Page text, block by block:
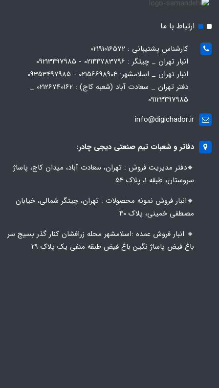
ارتباط با ما
کارشناس پشتیبانی : 02191016572
انبار تهران _ چیتگر : 02144783796 - 09213497985
انبار تهران _ اسلامشهر: 02156698904 - 09353497985
دفتر تهران _ سعادت آباد (شعبه کاج) : 02126740162 _
09123497985
info@digichador.ir
دفاتر و شعبات تیم صنعتی دیجی چادر:
🔸️​​دفتر مدیریت فروش : تهران، سعادت آباد، میدان کاج، پاساژ
سروستان، طبقه 1، پلاک 54
🔸️​​انبار فروش نمونه محصولات : تهران، چیتگر شمالی، خیابان
مصطفی خمینی، پلاک 40
🔸️ انبار فروش عمده :اسلامشهر محله زرافشان کنار گذر بسیج سر
باغ فیض پاساژ نگین باغ فیض طبقه منفی یک پلاک ۲۹